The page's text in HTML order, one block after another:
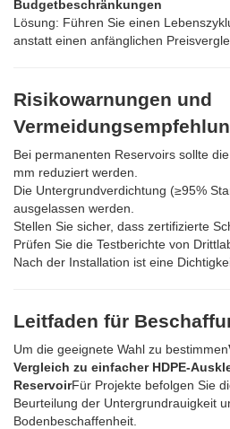
Budgetbeschränkungen
Lösung: Führen Sie einen
anstatt einen anfänglichen
Risikowarnungen und
Bei permanenten Reservoirs sollte
mm reduziert werden.
Die Untergrundverdichtung (≥95%
ausgelassen werden.
Stellen Sie sicher, dass zertifizierte
Prüfen Sie die Testberichte von
Nach der Installation ist eine
Leitfaden für
Um die geeignete Wahl zu bestimmen
Vergleich zu einfacher HDPE-
ReservoirFür Projekte befolgen Sie
Beurteilung der Untergrundrauigkeit
Bodenbeschaffenheit.